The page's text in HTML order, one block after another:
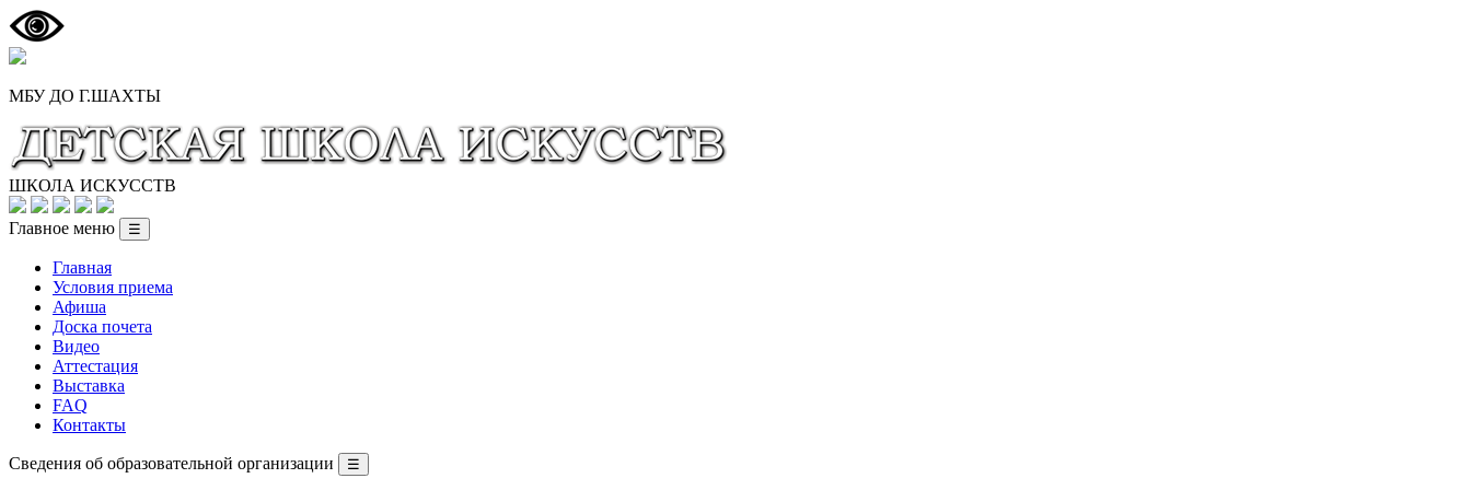
МБУ ДО Г.ШАХТЫ
ШКОЛА ИСКУССТВ
Главное меню ☰
Главная
Условия приема
Афиша
Доска почета
Видео
Аттестация
Выставка
FAQ
Контакты
Сведения об образовательной организации ☰